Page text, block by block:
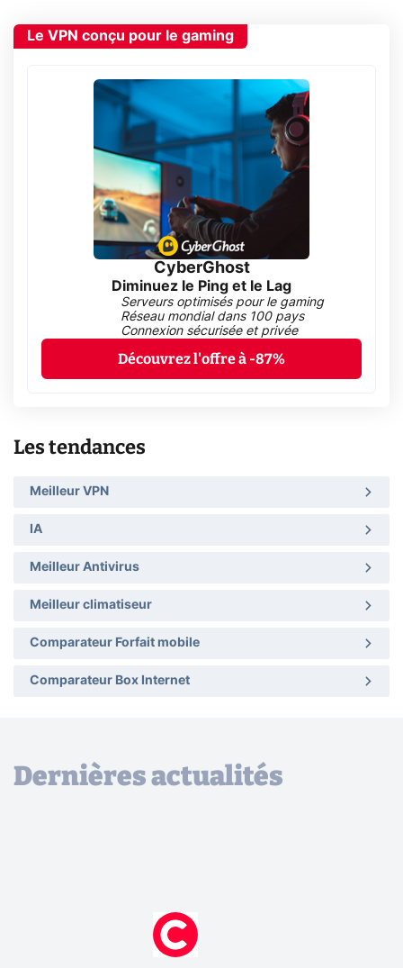
Le VPN conçu pour le gaming
CyberGhost
Diminuez le Ping et le Lag
Serveurs optimisés pour le gaming
Réseau mondial dans 100 pays
Connexion sécurisée et privée
Découvrez l'offre à -87%
Les tendances
Meilleur VPN
IA
Meilleur Antivirus
Meilleur climatiseur
Comparateur Forfait mobile
Comparateur Box Internet
Dernières actualités